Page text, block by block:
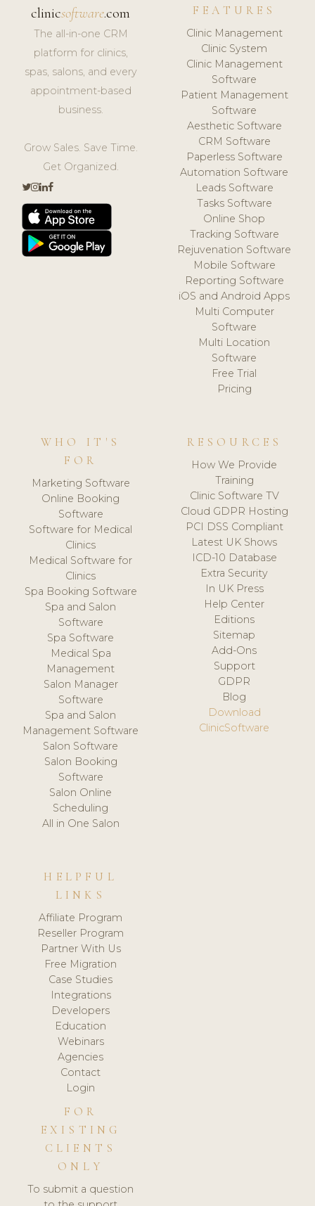
clinicsoftware.com
The all-in-one CRM
platform for clinics,
spas, salons, and every
appointment-based
business.
Grow Sales. Save Time.
Get Organized.
FEATURES
Clinic Management
Clinic System
Clinic Management
Software
Patient Management
Software
Aesthetic Software
CRM Software
Paperless Software
Automation Software
Leads Software
Tasks Software
Online Shop
Tracking Software
Rejuvenation Software
Mobile Software
Reporting Software
iOS and Android Apps
Multi Computer
Software
Multi Location
Software
Free Trial
Pricing
WHO IT'S
FOR
Marketing Software
Online Booking
Software
Software for Medical
Clinics
Medical Software for
Clinics
Spa Booking Software
Spa and Salon
Software
Spa Software
Medical Spa
Management
Salon Manager
Software
Spa and Salon
Management Software
Salon Software
Salon Booking
Software
Salon Online
Scheduling
All in One Salon
RESOURCES
How We Provide
Training
Clinic Software TV
Cloud GDPR Hosting
PCI DSS Compliant
Latest UK Shows
ICD-10 Database
Extra Security
In UK Press
Help Center
Editions
Sitemap
Add-Ons
Support
GDPR
Blog
Download
ClinicSoftware
HELPFUL
LINKS
Affiliate Program
Reseller Program
Partner With Us
Free Migration
Case Studies
Integrations
Developers
Education
Webinars
Agencies
Contact
Login
FOR
EXISTING
CLIENTS
ONLY
To submit a question